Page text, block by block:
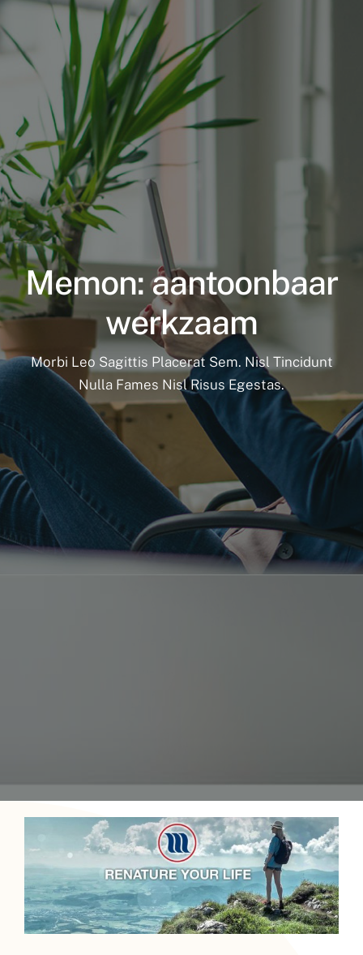
Supplementen shop
Straling:
Onderwerpen:
Ziekteverzuim in bedrijven
Blog
Winkelwagen
Contactformulier
Zirbeldrüse detox
Home – Deutsch
Memon: aantoonbaar
werkzaam
Morbi Leo Sagittis Placerat Sem. Nisl Tincidunt
Nulla Fames Nisl Risus Egestas.